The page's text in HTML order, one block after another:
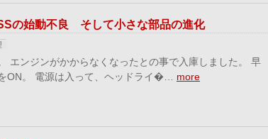
の始動不良 そして小さな部品の進化
エンジンがかからなくなったとの事で入庫しました。 早
ON。 電源は入って、ヘッドライ�… more